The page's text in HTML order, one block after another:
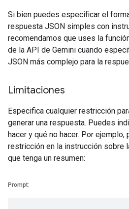
Si bien puedes especificar el
respuesta JSON simples con
recomendamos que uses la
de la API de Gemini cuando
JSON más complejo para la
Limitaciones
Especifica cualquier restricción
generar una respuesta. Puedes
hacer y qué no hacer. Por
restricción en la instrucción sobre
que tenga un resumen:
Prompt: